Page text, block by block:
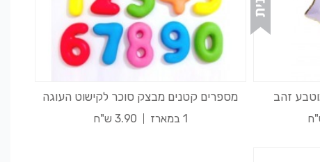
מספרים קטנים מבצק סוכר לקישוט העוגה
1 במארז 3.90 ש"ח